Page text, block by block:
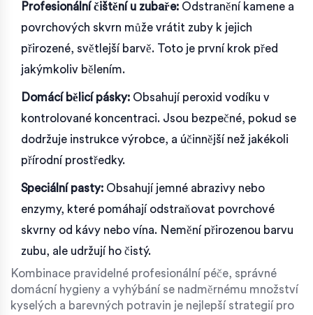
Profesionální čištění u zubaře: Odstranění kamene a
povrchových skvrn může vrátit zuby k jejich
přirozené, světlejší barvě. Toto je první krok před
jakýmkoliv bělením.
Domácí bělicí pásky: Obsahují peroxid vodíku v
kontrolované koncentraci. Jsou bezpečné, pokud se
dodržuje instrukce výrobce, a účinnější než jakékoli
přírodní prostředky.
Speciální pasty: Obsahují jemné abrazivy nebo
enzymy, které pomáhají odstraňovat povrchové
skvrny od kávy nebo vína. Nemění přirozenou barvu
zubu, ale udržují ho čistý.
Kombinace pravidelné profesionální péče, správné
domácní hygieny a vyhýbání se nadměrnému množství
kyselých a barevných potravin je nejlepší strategií pro